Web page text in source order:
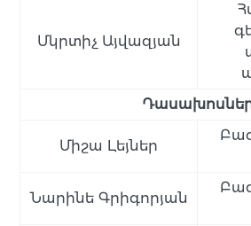
Մկրտիչ Այվազյան
Միշա Լեյներ
Նարինե Գրիգորյան